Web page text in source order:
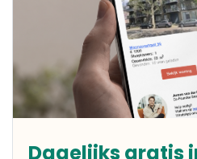
Dagelijks gratis